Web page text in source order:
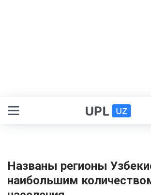
Названы регионы
наибольшим